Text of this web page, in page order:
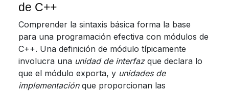
de C++
Comprender la sintaxis básica forma la base
para una programación efectiva con módulos de
C++. Una definición de módulo típicamente
involucra una unidad de interfazque declara lo
que el módulo exporta, y unidades de
implementaciónque proporcionan las